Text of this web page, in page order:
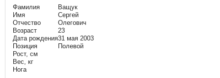
Фамилия
Ващук
Имя
Сергей
Отчество
Олегович
Возраст
23
Дата рождения31 мая 2003
Позиция
Полевой
Рост, см
Вес, кг
Нога